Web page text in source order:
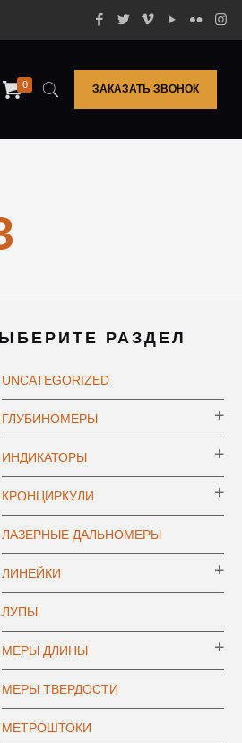
0 ЗАКАЗАТЬ ЗВОНОК
РАЗДЕЛ
UNCATEGORIZED
ГЛУБИНОМЕРЫ
ИНДИКАТОРЫ
КРОНЦИРКУЛИ
ЛАЗЕРНЫЕ ДАЛЬНОМЕРЫ
ЛИНЕЙКИ
ЛУПЫ
МЕРЫ ДЛИНЫ
МЕРЫ ТВЕРДОСТИ
МЕТРОШТОКИ